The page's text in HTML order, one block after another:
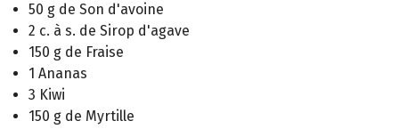
50 g de Son d'avoine
2 c. à s. de Sirop d'agave
150 g de Fraise
1 Ananas
3 Kiwi
150 g de Myrtille